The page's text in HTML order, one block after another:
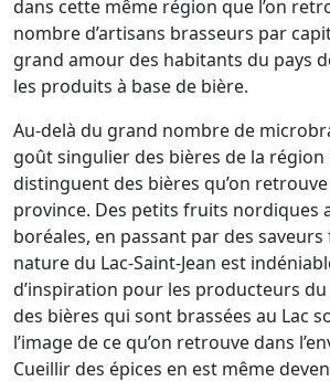
dans cette même région que l’on
nombre d’artisans brasseurs par
grand amour des habitants du pays
les produits à base de bière.
Au-delà du grand nombre de
goût singulier des bières de la région
distinguent des bières qu’on
province. Des petits fruits nordiques
boréales, en passant par des
nature du Lac-Saint-Jean est
d’inspiration pour les producteurs
des bières qui sont brassées au Lac
l’image de ce qu’on retrouve dans
Cueillir des épices en est même